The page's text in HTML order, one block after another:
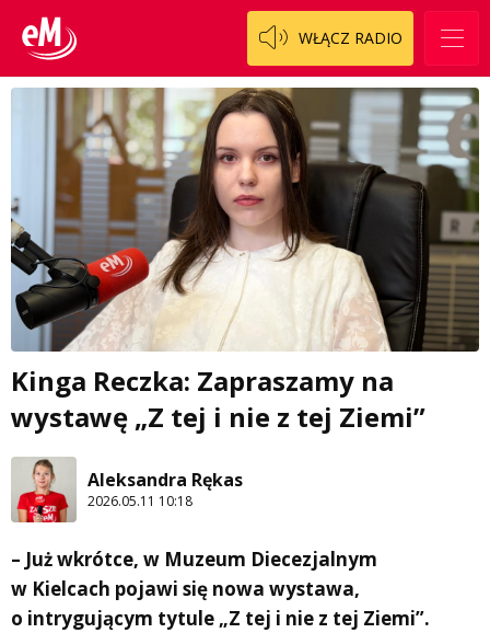
WŁĄCZ RADIO
Kinga Reczka: Zapraszamy na
wystawę „Z tej i nie z tej Ziemi”
Aleksandra Rękas
2026.05.11 10:18
– Już wkrótce, w Muzeum Diecezjalnym
w Kielcach pojawi się nowa wystawa,
o intrygującym tytule „Z tej i nie z tej Ziemi”.